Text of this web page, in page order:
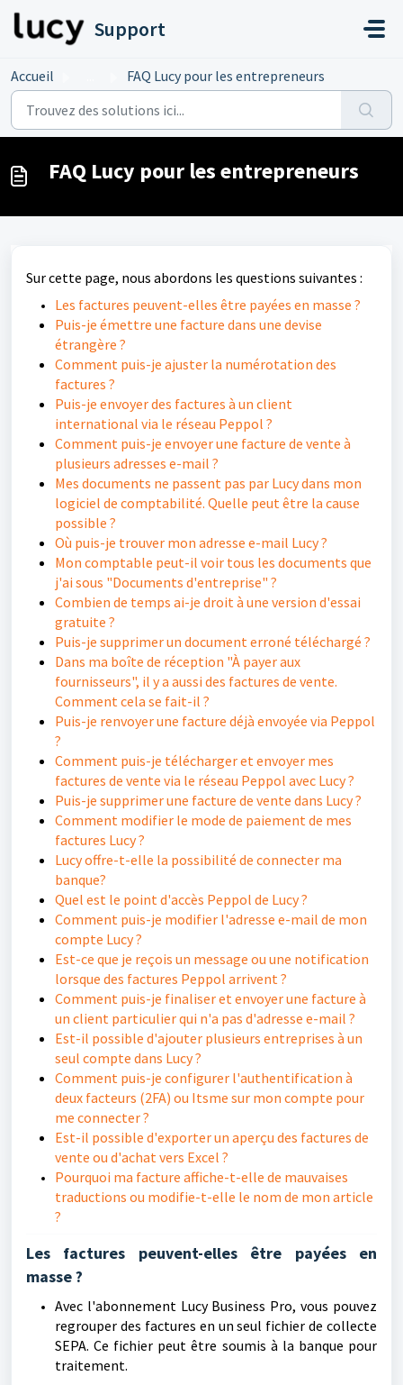
Support
Accueil FAQ Lucy pour les entrepreneurs
FAQ Lucy pour les entrepreneurs
Sur cette page, nous abordons les questions suivantes :
Les factures peuvent-elles être payées en masse ?
Puis-je émettre une facture dans une devise
étrangère ?
Comment puis-je ajuster la numérotation des
factures ?
Puis-je envoyer des factures à un client
international via le réseau Peppol ?
Comment puis-je envoyer une facture de vente à
plusieurs adresses e-mail ?
Mes documents ne passent pas par Lucy dans mon
logiciel de comptabilité. Quelle peut être la cause
possible ?
Où puis-je trouver mon adresse e-mail Lucy ?
Mon comptable peut-il voir tous les documents que
j'ai sous "Documents d'entreprise" ?
Combien de temps ai-je droit à une version d'essai
gratuite ?
Puis-je supprimer un document erroné téléchargé ?
Dans ma boîte de réception "À payer aux
fournisseurs", il y a aussi des factures de vente.
Comment cela se fait-il ?
Puis-je renvoyer une facture déjà envoyée via Peppol
?
Comment puis-je télécharger et envoyer mes
factures de vente via le réseau Peppol avec Lucy ?
Puis-je supprimer une facture de vente dans Lucy ?
Comment modifier le mode de paiement de mes
factures Lucy ?
Lucy offre-t-elle la possibilité de connecter ma
banque?
Quel est le point d'accès Peppol de Lucy ?
Comment puis-je modifier l'adresse e-mail de mon
compte Lucy ?
Est-ce que je reçois un message ou une notification
lorsque des factures Peppol arrivent ?
Comment puis-je finaliser et envoyer une facture à
un client particulier qui n'a pas d'adresse e-mail ?
Est-il possible d'ajouter plusieurs entreprises à un
seul compte dans Lucy ?
Comment puis-je configurer l'authentification à
deux facteurs (2FA) ou Itsme sur mon compte pour
me connecter ?
Est-il possible d'exporter un aperçu des factures de
vente ou d'achat vers Excel ?
Pourquoi ma facture affiche-t-elle de mauvaises
traductions ou modifie-t-elle le nom de mon article
?
Les factures peuvent-elles être payées en
masse ?
Avec l'abonnement Lucy Business Pro, vous pouvez
regrouper des factures en un seul fichier de collecte
SEPA. Ce fichier peut être soumis à la banque pour
traitement.